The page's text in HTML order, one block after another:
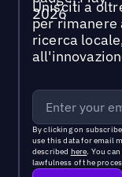
Unisciti a
per
ricerca
By clicking on
use this data for email
described here. You
lawfulness of the